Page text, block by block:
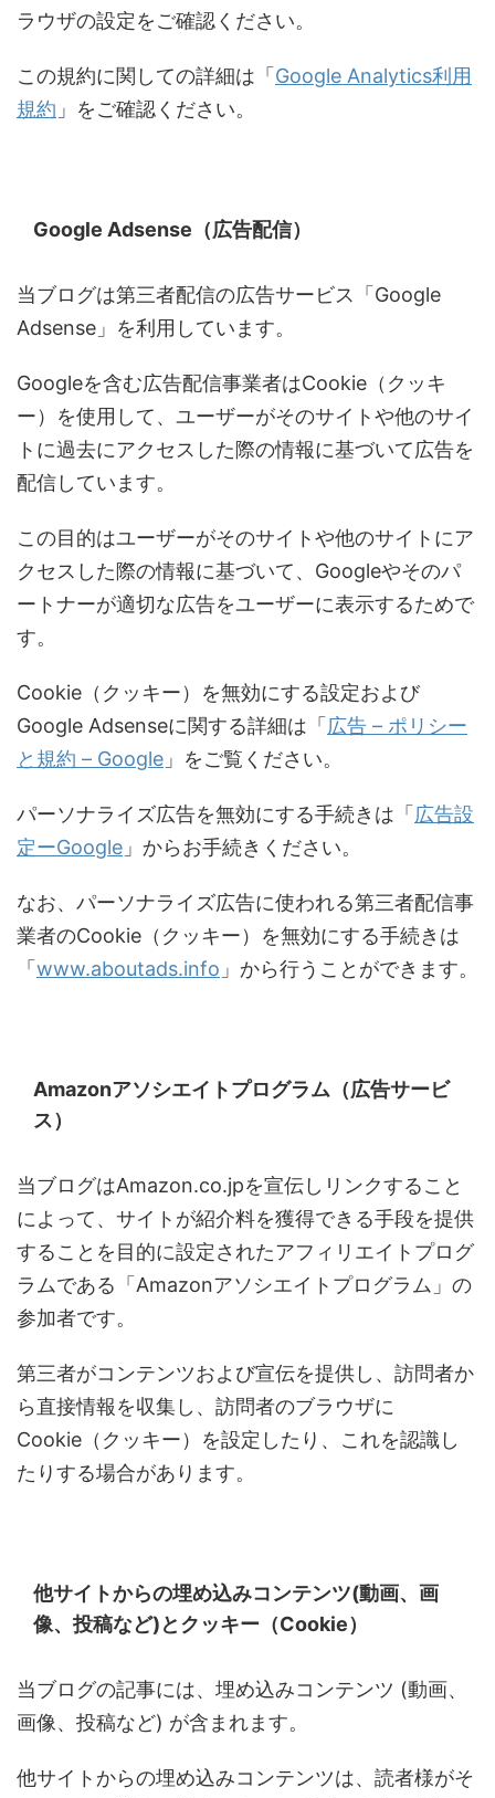
ラウザの設定をご確認ください。
この規約に関しての詳細は「 Google Analytics利用
規約 」をご確認ください。
Google Adsense（広告配信）
当ブログは第三者配信の広告サービス「Google
Adsense」を利用しています。
Googleを含む広告配信事業者はCookie（クッキ
ー）を使用して、ユーザーがそのサイトや他のサイ
トに過去にアクセスした際の情報に基づいて広告を
配信しています。
この目的はユーザーがそのサイトや他のサイトにア
クセスした際の情報に基づいて、Googleやそのパ
ートナーが適切な広告をユーザーに表示するためで
す。
Cookie（クッキー）を無効にする設定および
Google Adsenseに関する詳細は「 広告 – ポリシー
と規約 – Google 」をご覧ください。
パーソナライズ広告を無効にする手続きは「 広告設
定ーGoogle 」からお手続きください。
なお、パーソナライズ広告に使われる第三者配信事
業者のCookie（クッキー）を無効にする手続きは
「 www.aboutads.info 」から行うことができます。
Amazonアソシエイトプログラム（広告サービ
ス）
当ブログはAmazon.co.jpを宣伝しリンクすること
によって、サイトが紹介料を獲得できる手段を提供
することを目的に設定されたアフィリエイトプログ
ラムである「Amazonアソシエイトプログラム」の
参加者です。
第三者がコンテンツおよび宣伝を提供し、訪問者か
ら直接情報を収集し、訪問者のブラウザに
Cookie（クッキー）を設定したり、これを認識し
たりする場合があります。
他サイトからの埋め込みコンテンツ(動画、画
像、投稿など)とクッキー（Cookie）
当ブログの記事には、埋め込みコンテンツ (動画、
画像、投稿など) が含まれます。
他サイトからの埋め込みコンテンツは、読者様がそ